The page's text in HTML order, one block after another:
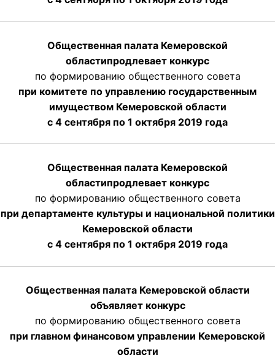
Общественная палата Кемеровской
областипродлевает конкурс
по формированию общественного совета
при комитете по управлению государственным
имуществом Кемеровской области
с 4 сентября по 1 октября 2019 года
Общественная палата Кемеровской
областипродлевает конкурс
по формированию общественного совета
при департаменте культуры и национальной политики
Кемеровской области
с 4 сентября по 1 октября 2019 года
Общественная палата Кемеровской области
объявляет конкурс
по формированию общественного совета
при главном финансовом управлении Кемеровской
области